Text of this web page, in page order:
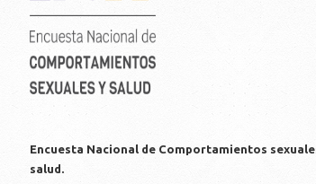
Encuesta Nacional de Comportamientos
salud.